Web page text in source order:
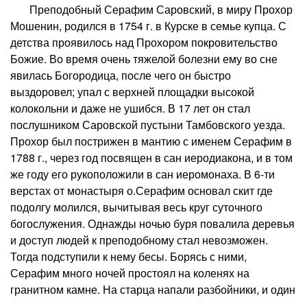
Преподобный Серафим Саровский, в миру Прохор
Мошенин, родился в 1754 г. в Курске в семье купца. С
детства проявилось над Прохором покровительство
Божие. Во время очень тяжелой болезни ему во сне
явилась Богородица, после чего он быстро
выздоровел; упал с верхней площадки высокой
колокольни и даже не ушибся. В 17 лет он стал
послушником Саровской пустыни Тамбовского уезда.
Прохор был пострижен в мантию с именем Серафим в
1788 г., через год посвящен в сан иеродиакона, и в том
же году его рукоположили в сан иеромонаха. В 6-ти
верстах от монастыря о.Серафим основал скит где
подолгу молился, вычитывая весь круг суточного
богослужения. Однажды ночью буря повалила деревья
и доступ людей к преподобному стал невозможен.
Тогда подступили к нему бесы. Борясь с ними,
Серафим много ночей простоял на коленях на
гранитном камне. На старца напали разбойники, и один